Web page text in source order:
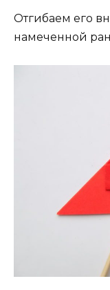
Отгибаем его
намеченной